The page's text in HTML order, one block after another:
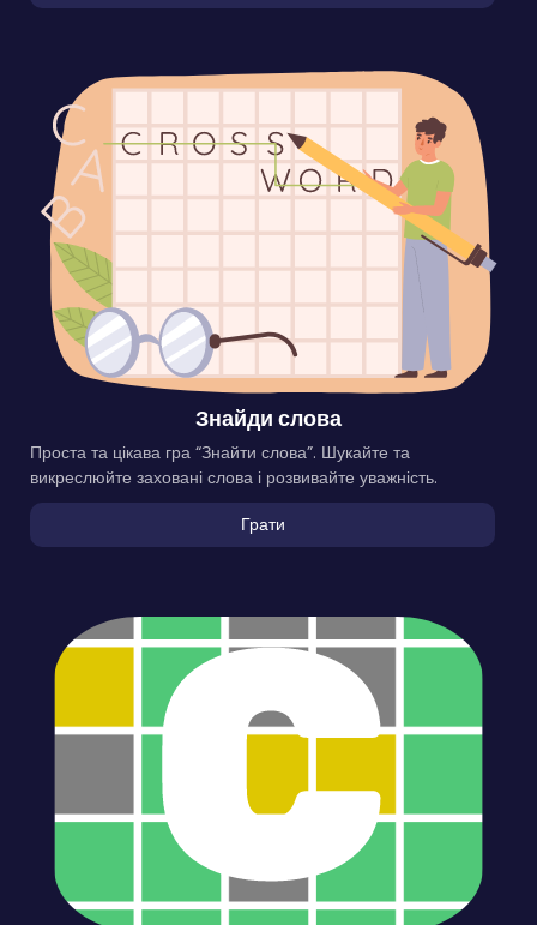
Знайди слова
Проста та цікава гра “Знайти слова”. Шукайте та
викреслюйте заховані слова і розвивайте уважність.
Грати